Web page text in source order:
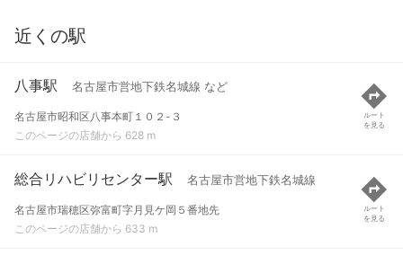
近くの駅
八事駅 名古屋市営地下鉄名城線 など
名古屋市昭和区八事本町１０２-３
このページの店舗から 628 m
ルート
を見る
総合リハビリセンター駅 名古屋市営地下鉄名城線
名古屋市瑞穂区弥富町字月見ケ岡５番地先
このページの店舗から 633 m
ルート
を見る